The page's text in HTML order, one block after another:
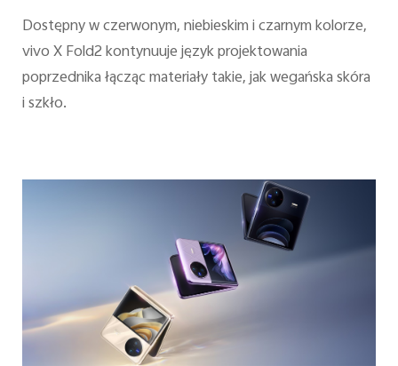
Dostępny w czerwonym, niebieskim i czarnym kolorze,
vivo X Fold2 kontynuuje język projektowania
poprzednika łącząc materiały takie, jak wegańska skóra
i szkło.